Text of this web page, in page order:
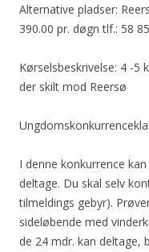
Alternative pladser:
390.00 pr. døgn tlf.: 58
Kørselsbeskrivelse: 4 -5
der skilt mod Reersø
I denne konkurrence
deltage. Du skal selv
tilmeldings gebyr).
sideløbende med
de 24 mdr. kan